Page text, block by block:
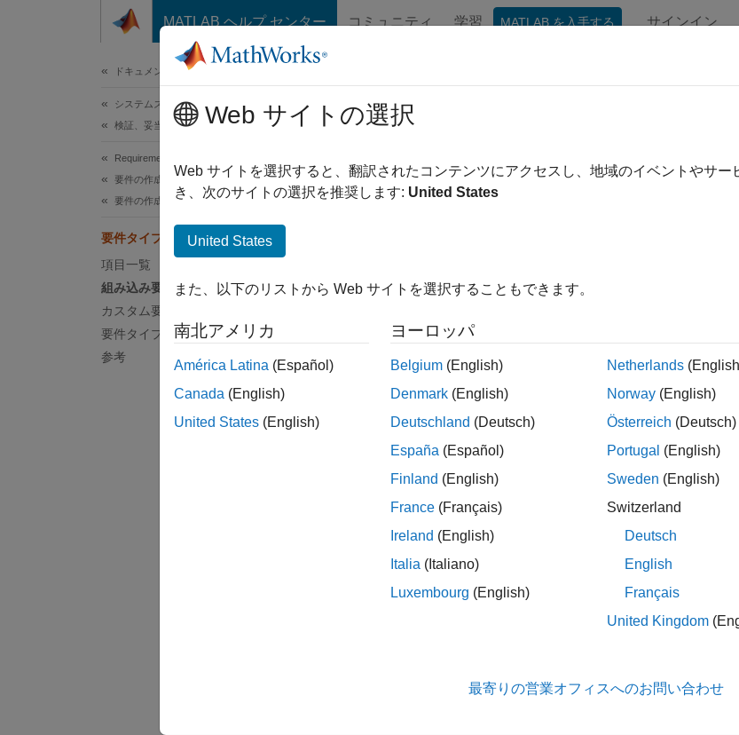
コンテンツへスキップ
MATLAB ヘルプ センター コミュニティ 学習 MATLAB を入手する サインイン
ドキュメンテーションのホーム
システムズ エンジニアリング
検証、妥当性確認、テスト
Requirements Toolbox
要件の作成と検証
要件の作成
要件タイプ
項目一覧
組み込み要件タイプ
カスタム要件タイプ
要件タイプの設定
参考
要件タイプ
各要件または各参照要件には、要件の役割を指定する要件
ジェクトまたは slreq.Reference
は、要件リンクに基づいて機能要件の実装ステータス
コンテナー:コンテナー要件を使用して、要件をグルー
タスおよび検証ステータスを計算する際、Requirements
コンテナー要件下のすべての機能要件は、状態の計算の
情報要件: 機能的な動作以外の動作やその他の補足情報
トの実装ステータスと検証ステータスを計算する際、
どれも含まれません。
実装ステータスと検証ステータスの詳細については、 実装
タスの確認 を参照してください。
カスタム要件タイプ
いずれかの組み込みタイプを拡張し、プロジェクトに合っ
ます。たとえば、システムまたは利害関係者の要件に合わ
用して、カスタム プロパティを持つカスタム要件タイプを定
ム要件タイプを定義したりできます。詳細については、
Web サイトの選択
Web サイトを選択すると、翻訳されたコンテンツにアクセスし、地域のイベントやサ
き、次のサイトの選択を推奨します: United States
United States
また、以下のリストから Web サイトを選択することもできます。
南北アメリカ
América Latina (Español)
Canada (English)
United States (English)
ヨーロッパ
Belgium (English)
Denmark (English)
Deutschland (Deutsch)
España (Español)
Finland (English)
France (Français)
Ireland (English)
Italia (Italiano)
Luxembourg (English)
Netherlands
Norway (English)
Österreich (Deutsch)
Portugal (English)
Sweden (English)
Switzerland
Deutsch
English
Français
United Kingdom
最寄りの営業オフィスへのお問い合わせ